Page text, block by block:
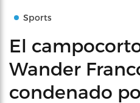
Sports
El
Wander
condenado